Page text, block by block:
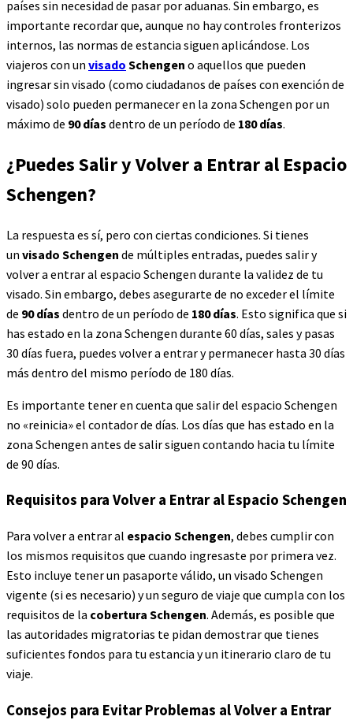
países sin necesidad de pasar por aduanas. Sin embargo, es
importante recordar que, aunque no hay controles fronterizos
internos, las normas de estancia siguen aplicándose. Los
viajeros con un visado Schengen o aquellos que pueden
ingresar sin visado (como ciudadanos de países con exención de
visado) solo pueden permanecer en la zona Schengen por un
máximo de 90 días dentro de un período de 180 días.
¿Puedes Salir y Volver a Entrar al Espacio
Schengen?
La respuesta es sí, pero con ciertas condiciones. Si tienes
un visado Schengen de múltiples entradas, puedes salir y
volver a entrar al espacio Schengen durante la validez de tu
visado. Sin embargo, debes asegurarte de no exceder el límite
de 90 días dentro de un período de 180 días. Esto significa que si
has estado en la zona Schengen durante 60 días, sales y pasas
30 días fuera, puedes volver a entrar y permanecer hasta 30 días
más dentro del mismo período de 180 días.
Es importante tener en cuenta que salir del espacio Schengen
no «reinicia» el contador de días. Los días que has estado en la
zona Schengen antes de salir siguen contando hacia tu límite
de 90 días.
Requisitos para Volver a Entrar al Espacio Schengen
Para volver a entrar al espacio Schengen, debes cumplir con
los mismos requisitos que cuando ingresaste por primera vez.
Esto incluye tener un pasaporte válido, un visado Schengen
vigente (si es necesario) y un seguro de viaje que cumpla con los
requisitos de la cobertura Schengen. Además, es posible que
las autoridades migratorias te pidan demostrar que tienes
suficientes fondos para tu estancia y un itinerario claro de tu
viaje.
Consejos para Evitar Problemas al Volver a Entrar